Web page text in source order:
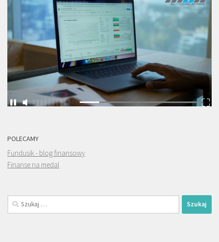
POLECAMY
Fundusik - blog finansowy
Finanse na medal
Szukaj: